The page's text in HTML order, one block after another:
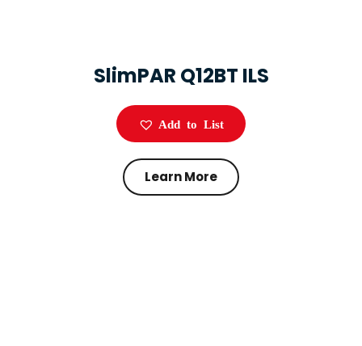
SlimPAR Q12BT ILS
Add to List
Learn More